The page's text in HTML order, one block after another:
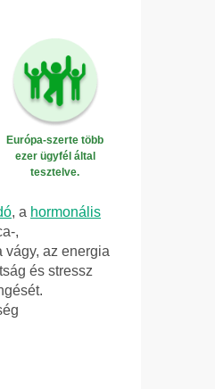
Európa-szerte több
ezer ügyfél által
tesztelve.
, a hormonális
,
vágy, az energia
és stressz